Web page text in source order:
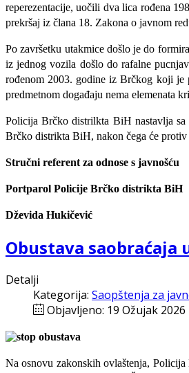
reperezentacije, uočili dva lica rođena
prekršaj iz člana 18. Zakona o javnom
Po završetku utakmice došlo je do
iz jednog vozila došlo do rafalne
rođenom 2003. godine iz Brčkog koji je
predmetnom događaju nema elemenata
Policija Brčko distrilkta BiH nastavlja
Brčko distrikta BiH, nakon čega će
Stručni referent za odnose s javnošću
Portparol Policije Brčko distrikta BiH
Dževida Hukičević
Obustava saobraćaja
Detalji
Kategorija: Saopštenja za
Objavljeno: 19 Ožujak 2026
Na osnovu zakonskih ovlaštenja,